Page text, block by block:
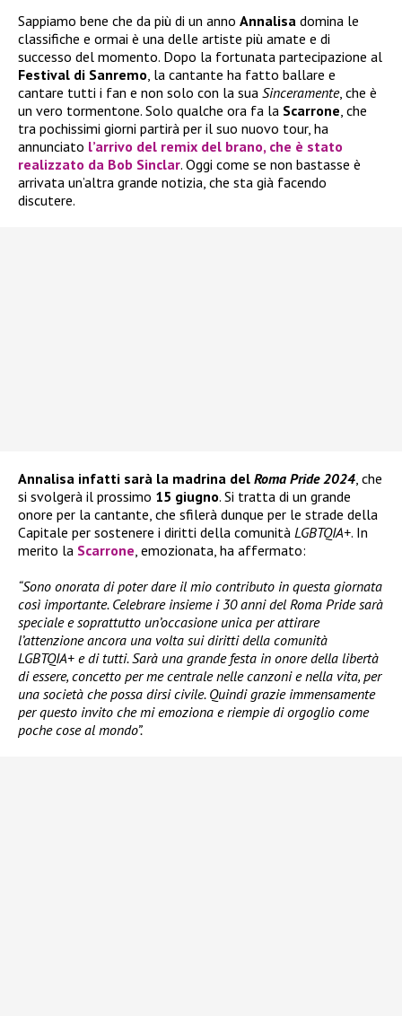
Sappiamo bene che da più di un anno Annalisa domina le
classifiche e ormai è una delle artiste più amate e di
successo del momento. Dopo la fortunata partecipazione al
Festival di Sanremo, la cantante ha fatto ballare e
cantare tutti i fan e non solo con la sua Sinceramente, che è
un vero tormentone. Solo qualche ora fa la Scarrone, che
tra pochissimi giorni partirà per il suo nuovo tour, ha
annunciato l’arrivo del remix del brano, che è stato
realizzato da Bob Sinclar. Oggi come se non bastasse è
arrivata un’altra grande notizia, che sta già facendo
discutere.
Annalisa infatti sarà la madrina del Roma Pride 2024, che
si svolgerà il prossimo 15 giugno. Si tratta di un grande
onore per la cantante, che sfilerà dunque per le strade della
Capitale per sostenere i diritti della comunità LGBTQIA+. In
merito la Scarrone, emozionata, ha affermato:
“Sono onorata di poter dare il mio contributo in questa giornata
così importante. Celebrare insieme i 30 anni del Roma Pride sarà
speciale e soprattutto un’occasione unica per attirare
l’attenzione ancora una volta sui diritti della comunità
LGBTQIA+ e di tutti. Sarà una grande festa in onore della libertà
di essere, concetto per me centrale nelle canzoni e nella vita, per
una società che possa dirsi civile. Quindi grazie immensamente
per questo invito che mi emoziona e riempie di orgoglio come
poche cose al mondo”.